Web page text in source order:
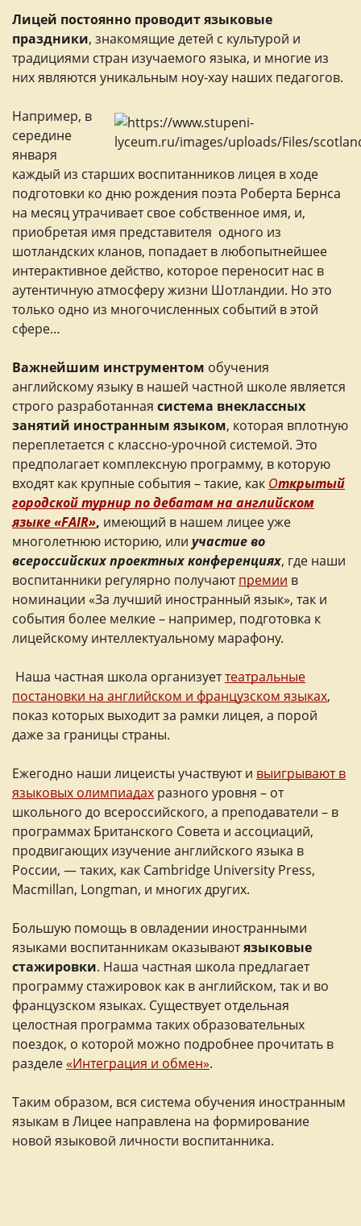
Лицей постоянно проводит языковые
праздники, знакомящие детей с культурой и
традициями стран изучаемого языка, и многие из
них являются уникальным ноу-хау наших педагогов.
Например, в
середине
января
каждый из старших воспитанников лицея в ходе
подготовки ко дню рождения поэта Роберта Бернса
на месяц утрачивает свое собственное имя, и,
приобретая имя представителя одного из
шотландских кланов, попадает в любопытнейшее
интерактивное действо, которое переносит нас в
аутентичную атмосферу жизни Шотландии. Но это
только одно из многочисленных событий в этой
сфере…
Важнейшим инструментом обучения
английскому языку в нашей частной школе является
строго разработанная система внеклассных
занятий иностранным языком, которая вплотную
переплетается с классно-урочной системой. Это
предполагает комплексную программу, в которую
входят как крупные события – такие, как Открытый
городской турнир по дебатам на английском
языке «FAIR», имеющий в нашем лицее уже
многолетнюю историю, или участие во
всероссийских проектных конференциях, где наши
воспитанники регулярно получаютпремии в
номинации «За лучший иностранный язык», так и
события более мелкие – например, подготовка к
лицейскому интеллектуальному марафону.
Наша частная школа организуеттеатральные
постановки на английском и французском языках,
показ которых выходит за рамки лицея, а порой
даже за границы страны.
Ежегодно наши лицеисты участвуют и выигрывают в
языковых олимпиадах разного уровня – от
школьного до всероссийского, а преподаватели – в
программах Британского Совета и ассоциаций,
продвигающих изучение английского языка в
России, — таких, как Cambridge University Press,
Macmillan, Longman, и многих других.
Большую помощь в овладении иностранными
языками воспитанникам оказываютязыковые
стажировки. Наша частная школа предлагает
программу стажировок как в английском, так и во
французском языках. Существует отдельная
целостная программа таких образовательных
поездок, о которой можно подробнее прочитать в
разделе«Интеграция и обмен».
Таким образом, вся система обучения иностранным
языкам в Лицее направлена на формирование
новой языковой личности воспитанника.